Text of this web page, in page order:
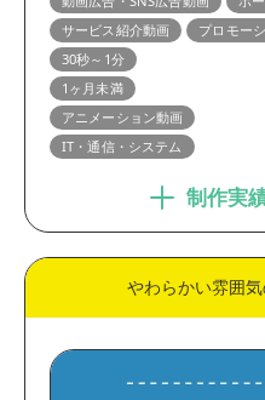
サービス紹介動画
プロモー
30秒～1分
1ヶ月未満
アニメーション動画
IT・通信・システム
制作実
やわらかい雰囲